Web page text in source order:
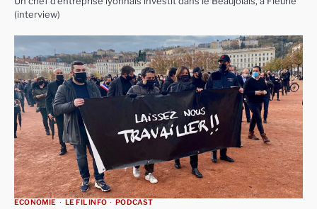
(interview)
ECONOMIE LE FIL INFO PODCAST